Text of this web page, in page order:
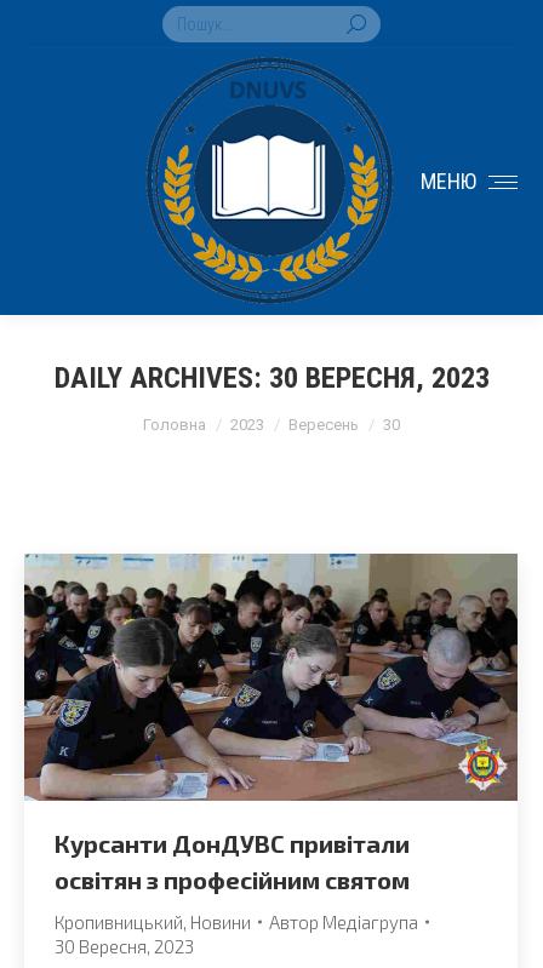
Search:
МЕНЮ
DAILY ARCHIVES: 30 ВЕРЕСНЯ, 2023
Головна 2023 Вересень 30
Курсанти ДонДУВС привітали
освітян з професійним святом
Кропивницький Новини Автор Медіагрупа
30 Вересня, 2023